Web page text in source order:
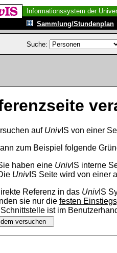
Informationssystem der
Sammlung/Stundenplan
Suche:
auf UnivIS von einer
zum Beispiel folgende
haben eine UnivIS interne
UnivIS Seite wird von einer
Referenz in das UnivIS
sie nur die festen
ist im